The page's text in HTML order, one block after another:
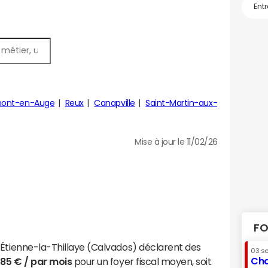
en-Auge Reux Canapville Saint-Martin-aux-
Mise à jour le 11/02/26
la-Thillaye (Calvados) déclarent des
€ / par moispour un foyer fiscal moyen, soit
03